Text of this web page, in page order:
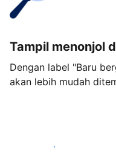
Tampil menonjol
Dengan label "Baru
akan lebih mudah
Mulai sekarang